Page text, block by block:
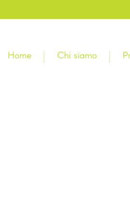
Home Chi siamo